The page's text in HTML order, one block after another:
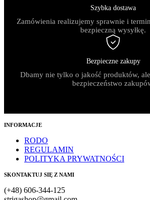
Szybka dostawa
Zamówienia realizujemy sprawnie i
bezpieczną wysyłkę.
Bezpieczne zakupy
Dbamy nie tylko o jakość produktów,
bezpieczeństwo
INFORMACJE
RODO
REGULAMIN
POLITYKA PRYWATNOŚCI
SKONTAKTUJ SIĘ Z NAMI
(+48) 606-344-125